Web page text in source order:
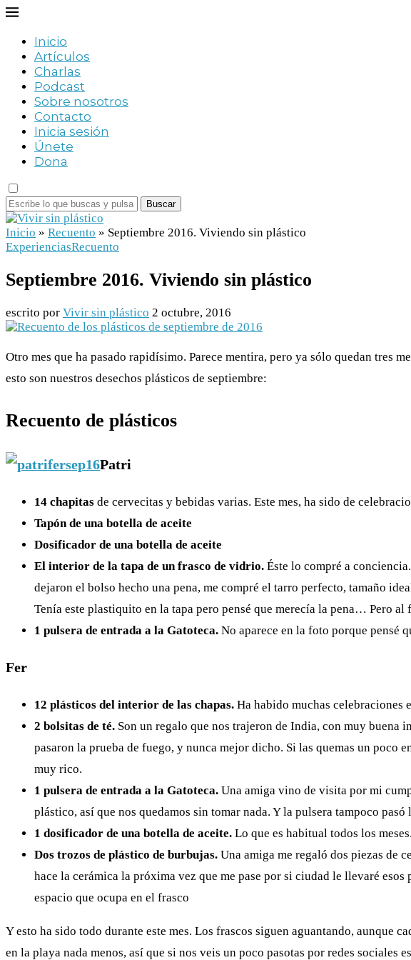
Inicio
Artículos
Charlas
Podcast
Sobre nosotros
Contacto
Inicia sesión
Únete
Dona
Buscar
Inicio » Recuento » Septiembre 2016. Viviendo sin plástico
ExperienciasRecuento
Septiembre 2016. Viviendo sin plástico
escrito por Vivir sin plástico 2 octubre, 2016
Otro mes que ha pasado rapidísimo. Parece mentira, pero ya sólo quedan tres
esto son nuestros desechos plásticos de septiembre:
Recuento de plásticos
Patri
14 chapitas de cervecitas y bebidas varias. Este mes, ha sido de
Tapón de una botella de aceite
Dosificador de una botella de aceite
El interior de la tapa de un frasco de vidrio. Éste lo compré a
dejaron el bolso hecho una pena, me compré el tarro perfecto, tamaño
Tenía este plastiquito en la tapa pero pensé que merecía la pena… Pero
1 pulsera de entrada a la Gatoteca. No aparece en la foto porque pensé
Fer
12 plásticos del interior de las chapas. Ha habido muchas celebraciones
2 bolsitas de té. Son un regalo que nos trajeron de India, con muy buena
pasaron la prueba de fuego, y nunca mejor dicho. Si las quemas un poco
muy rico.
1 pulsera de entrada a la Gatoteca. Una amiga vino de visita por mi
plástico, así que nos quedamos sin tomar nada. Y la pulsera tampoco
1 dosificador de una botella de aceite. Lo que es habitual todos los meses.
Dos trozos de plástico de burbujas. Una amiga me regaló dos piezas de
hace la cerámica la próxima vez que me pase por si ciudad le llevaré
espacio que ocupa en el frasco
Y esto ha sido todo durante este mes. Los frascos siguen aguantando, aunque
en la playa nada menos, así que si nos veis un poco pasotas por redes sociales